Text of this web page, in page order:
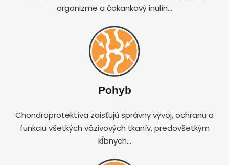
organizme a čakankový inulín…
Pohyb
Chondroprotektíva zaisťujú správny vývoj, ochranu a
funkciu všetkých väzivových tkanív, predovšetkým
kĺbnych…